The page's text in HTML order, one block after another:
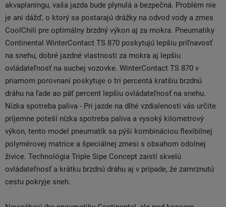
akvaplaningu, vaša jazda bude plynulá a bezpečná. Problém nie
je ani dážď, o ktorý sa postarajú drážky na odvod vody a zmes
CoolChili pre optimálny brzdný výkon aj za mokra. Pneumatiky
Continental WinterContact TS 870 poskytujú lepšiu priľnavosť
na snehu, dobré jazdné vlastnosti za mokra aj lepšiu
ovládateľnosť na suchej vozovke. WinterContact TS 870 v
priamom porovnaní poskytuje o tri percentá kratšiu brzdnú
dráhu na ľade ao päť percent lepšiu ovládateľnosť na snehu.
Nízka spotreba paliva - Pri jazde na dlhé vzdialenosti vás určite
príjemne poteší nízka spotreba paliva a vysoký kilometrový
výkon, tento model pneumatík sa pýši kombináciou flexibilnej
polymérovej matrice a špeciálnej zmesi s obsahom odolnej
živice. Technológia Triple Sipe Concept zaistí skvelú
ovládateľnosť a krátku brzdnú dráhu aj v prípade, že zamrznutú
cestu pokryje sneh.